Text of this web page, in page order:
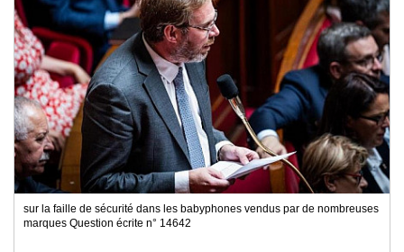
sur la faille de sécurité dans les babyphones vendus par de nombreuses
marques Question écrite n° 14642